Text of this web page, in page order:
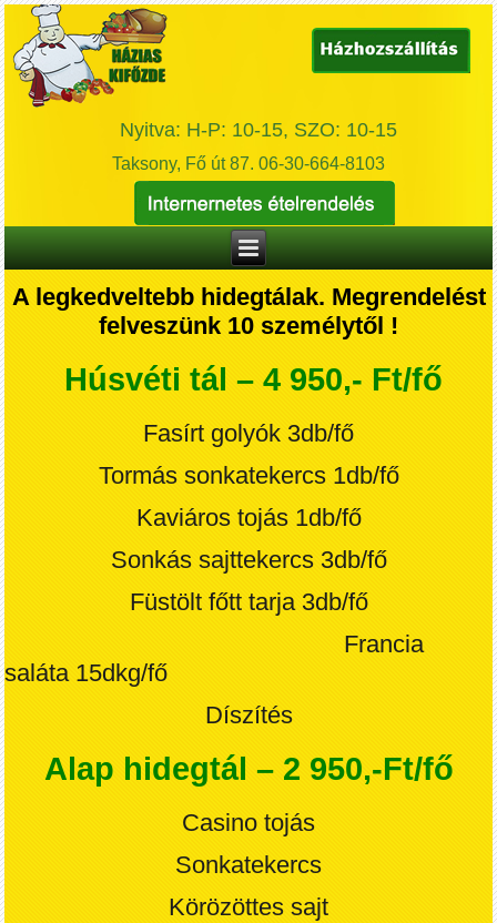
Taksony, Fő út 87. 06-30-664-8103
Nyitva: H-P: 10-15, SZO: 10-15
A legkedveltebb hidegtálak. Megrendelést
felveszünk 10 személytől !
Húsvéti tál – 4 950,- Ft/fő
Fasírt golyók 3db/fő
Tormás sonkatekercs 1db/fő
Kaviáros tojás 1db/fő
Sonkás sajttekercs 3db/fő
Füstölt főtt tarja 3db/fő
Francia
saláta 15dkg/fő
Díszítés
Alap hidegtál – 2 950,-Ft/fő
Casino tojás
Sonkatekercs
Körözöttes sajt